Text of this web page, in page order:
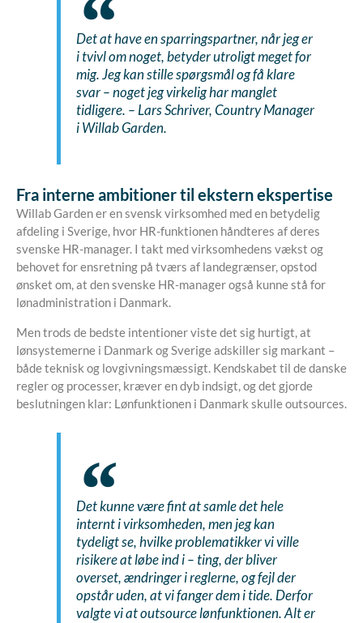
Det at have en sparringspartner, når jeg er
i tvivl om noget, betyder utroligt meget for
mig. Jeg kan stille spørgsmål og få klare
svar – noget jeg virkelig har manglet
tidligere. – Lars Schriver, Country Manager
i Willab Garden.
Fra interne ambitioner til ekstern ekspertise
Willab Garden er en svensk virksomhed med en betydelig
afdeling i Sverige, hvor HR-funktionen håndteres af deres
svenske HR-manager. I takt med virksomhedens vækst og
behovet for ensretning på tværs af landegrænser, opstod
ønsket om, at den svenske HR-manager også kunne stå for
lønadministration i Danmark.
Men trods de bedste intentioner viste det sig hurtigt, at
lønsystemerne i Danmark og Sverige adskiller sig markant –
både teknisk og lovgivningsmæssigt. Kendskabet til de danske
regler og processer, kræver en dyb indsigt, og det gjorde
beslutningen klar: Lønfunktionen i Danmark skulle outsources.
Det kunne være fint at samle det hele
internt i virksomheden, men jeg kan
tydeligt se, hvilke problematikker vi ville
risikere at løbe ind i – ting, der bliver
overset, ændringer i reglerne, og fejl der
opstår uden, at vi fanger dem i tide. Derfor
valgte vi at outsource lønfunktionen. Alt er